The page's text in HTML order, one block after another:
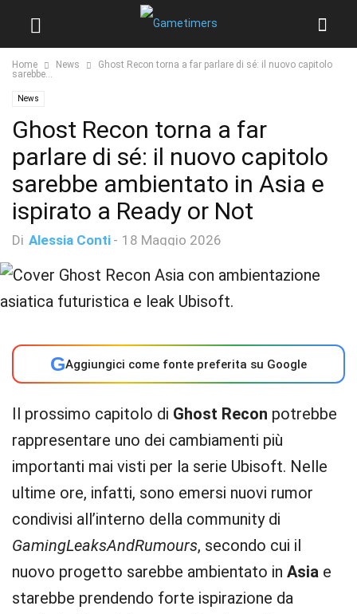
Home News
Ghost Recon torna a far parlare di sé: il nuovo capitolo
sarebbe...
News
Ghost Recon torna a far
parlare di sé: il nuovo capitolo
sarebbe ambientato in Asia e
ispirato a Ready or Not
Di Alessia Conti - 18 Maggio 2026
GAggiungici come fonte preferita su Google
Il prossimo capitolo di Ghost Recon potrebbe
rappresentare uno dei cambiamenti più
importanti mai visti per la serie Ubisoft. Nelle
ultime ore, infatti, sono emersi nuovi rumor
condivisi all’interno della community di
GamingLeaksAndRumours, secondo cui il
nuovo progetto sarebbe ambientato in Asia e
starebbe prendendo forte ispirazione da